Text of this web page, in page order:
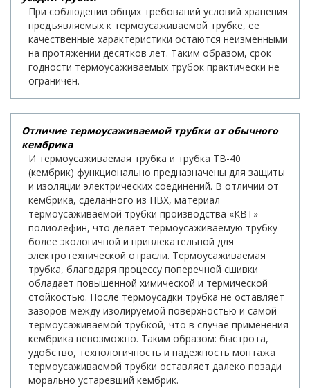
При соблюдении общих требований условий хранения
предъявляемых к термоусаживаемой трубке, ее
качественные характеристики остаются неизменными
на протяжении десятков лет. Таким образом, срок
годности термоусаживаемых трубок практически не
ограничен.
Отличие термоусаживаемой трубки от обычного
кембрика
И термоусаживаемая трубка и трубка ТВ-40
(кембрик) функционально предназначены для защиты
и изоляции электрических соединений. В отличии от
кембрика, сделанного из ПВХ, материал
термоусаживаемой трубки производства «КВТ» —
полиолефин, что делает термоусаживаемую трубку
более экологичной и привлекательной для
электротехнической отрасли. Термоусаживаемая
трубка, благодаря процессу поперечной сшивки
обладает повышенной химической и термической
стойкостью. После термоусадки трубка не оставляет
зазоров между изолируемой поверхностью и самой
термоусаживаемой трубкой, что в случае применения
кембрика невозможно. Таким образом: быстрота,
удобство, технологичность и надежность монтажа
термоусаживаемой трубки оставляет далеко позади
морально устаревший кембрик.